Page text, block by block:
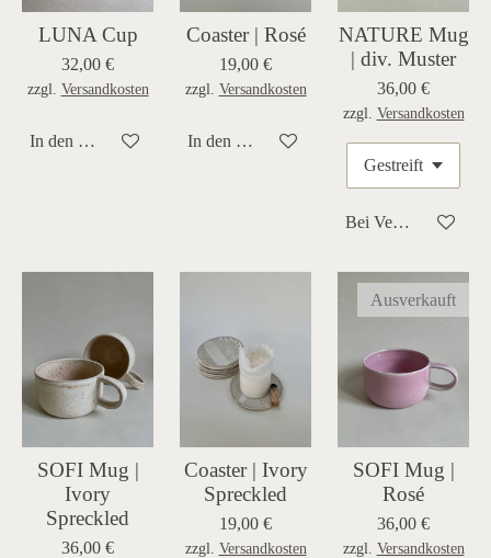
LUNA Cup
32,00 €
zzgl. Versandkosten
In den Warenkorb
Coaster | Rosé
19,00 €
zzgl. Versandkosten
In den Warenkorb
NATURE Mug
| div. Muster
36,00 €
zzgl. Versandkosten
Bei Verfügbarkeit
SOFI Mug |
Ivory
Spreckled
36,00 €
Coaster | Ivory
Spreckled
19,00 €
zzgl. Versandkosten
Ausverkauft
SOFI Mug |
Rosé
36,00 €
zzgl. Versandkosten